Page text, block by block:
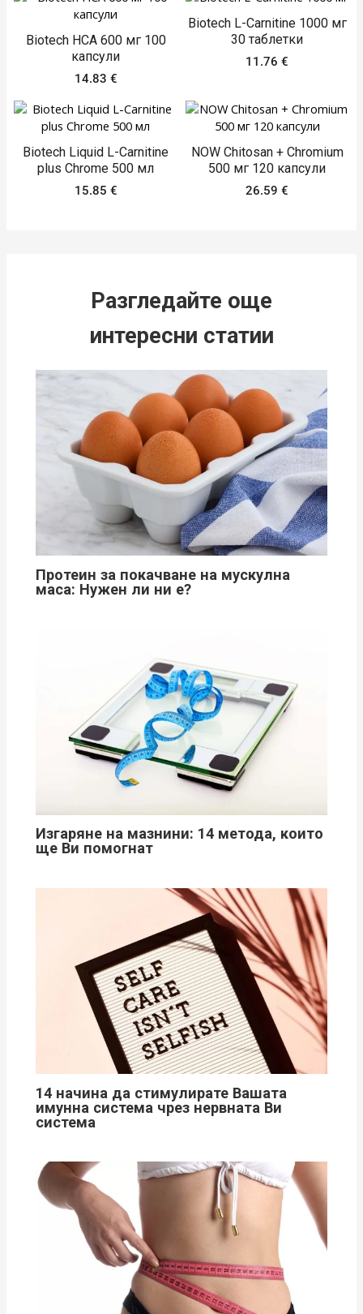
Biotech HCA 600 мг 100
капсули
14.83 €
Biotech L-Carnitine 1000 мг
30 таблетки
11.76€
Biotech Liquid L-Carnitine
plus Chrome 500 мл
15.85 €
NOW Chitosan + Chromium
500 мг 120 капсули
26.59€
Разгледайте още
интересни статии
Протеин за покачване на мускулна
маса: Нужен ли ни е?
Изгаряне на мазнини: 14 метода, които
ще Ви помогнат
14 начина да стимулирате Вашата
имунна система чрез нервната Ви
система